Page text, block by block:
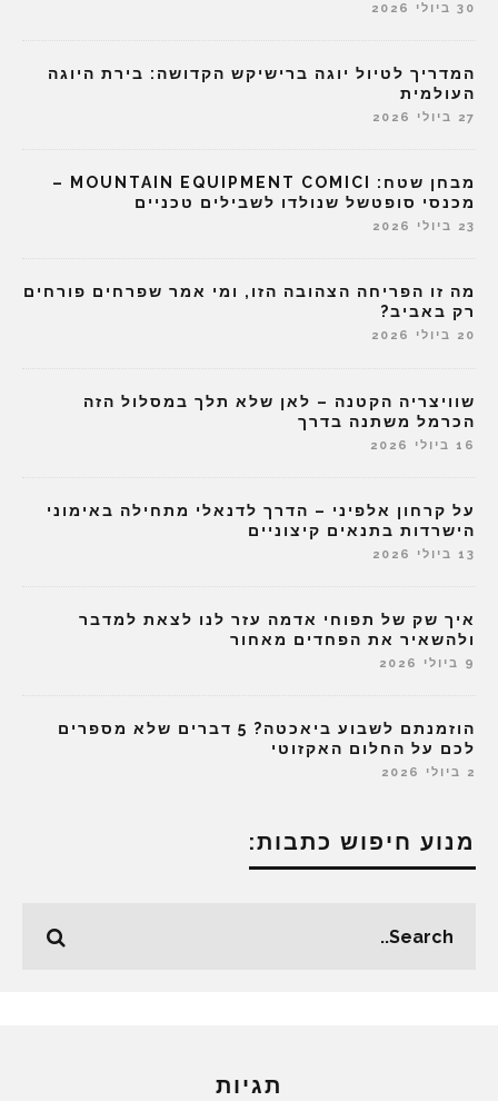
30 ביולי 2026
המדריך לטיול יוגה ברישיקש הקדושה: בירת היוגה
העולמית
27 ביולי 2026
מבחן שטח: MOUNTAIN EQUIPMENT COMICI –
מכנסי סופטשל שנולדו לשבילים טכניים
23 ביולי 2026
מה זו הפריחה הצהובה הזו, ומי אמר שפרחים פורחים
רק באביב?
20 ביולי 2026
שוויצריה הקטנה – לאן שלא תלך במסלול הזה
הכרמל משתנה בדרך
16 ביולי 2026
על קרחון אלפיני – הדרך לדנאלי מתחילה באימוני
הישרדות בתנאים קיצוניים
13 ביולי 2026
איך שק של תפוחי אדמה עזר לנו לצאת למדבר
ולהשאיר את הפחדים מאחור
9 ביולי 2026
הוזמנתם לשבוע ביאכטה? 5 דברים שלא מספרים
לכם על החלום האקזוטי
2 ביולי 2026
מנוע חיפוש כתבות:
תגיות